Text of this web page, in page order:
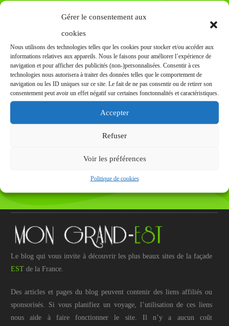
Gérer le consentement aux
cookies
Nous utilisons des technologies telles que les cookies pour stocker et/ou accéder aux
informations relatives aux appareils. Nous le faisons pour améliorer l’expérience de
navigation et pour afficher des publicités (non-)personnalisées. Consentir à ces
technologies nous autorisera à traiter des données telles que le comportement de
navigation ou les ID uniques sur ce site. Le fait de ne pas consentir ou de retirer son
consentement peut avoir un effet négatif sur certaines fonctonnalités et caractéristiques.
Accepter
Refuser
Voir les préférences
Politique de cookies
Le blog qui vous invite à découvrir les plus beaux sites de la façade
EST de la France.
Des articles et pages du blog peuvent contenir des liens affiliés ou
sponsorisés. Si vous planifiez un voyage, l’utilisation de ces liens
nous aide à faire fonctionner le site. Il n’y a aucun coût